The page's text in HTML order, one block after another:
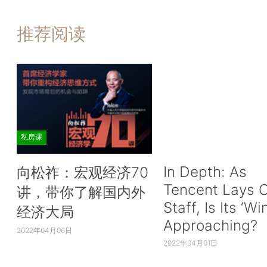
推荐阅读
私房课
向松祚：宏观经济70
讲，带你了解国内外
经济大局
2022年04月06日
In Depth: As
Tencent Lays
Staff, Is Its
Approaching?
2022年04月01日